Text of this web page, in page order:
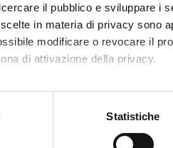
il pubblico e sviluppare i
in materia di privacy sono
modificare o revocare il
di attivazione della privacy.
con
Statistiche
Azienda Ospedaliera
Verona Dirigente medico